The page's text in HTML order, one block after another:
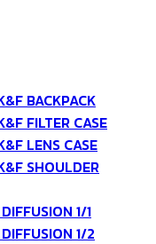
BACKPACK
FILTER CASE
LENS CASE
SHOULDER
1/1
1/2